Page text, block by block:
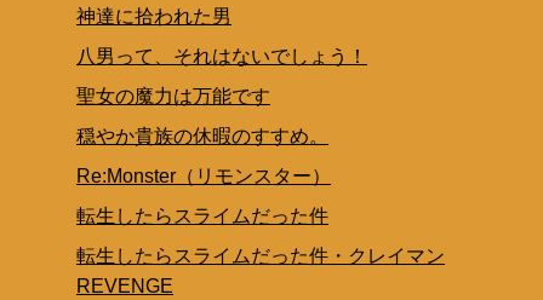
神達に拾われた男
八男って、それはないでしょう！
聖女の魔力は万能です
穏やか貴族の休暇のすすめ。
Re:Monster（リモンスター）
転生したらスライムだった件
転生したらスライムだった件・クレイマン
REVENGE